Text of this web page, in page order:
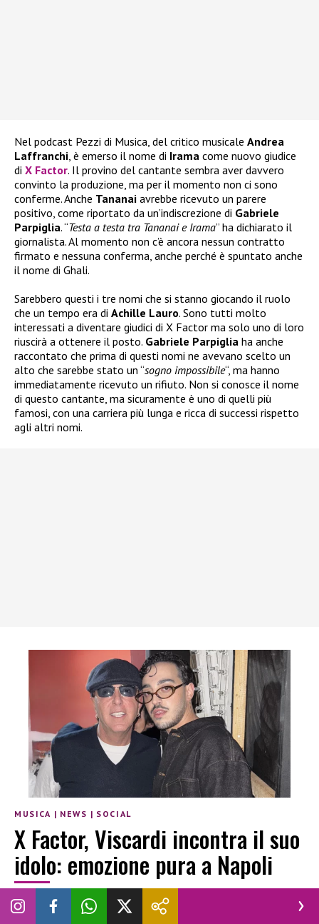
Nel podcast Pezzi di Musica, del critico musicale Andrea
Laffranchi , è emerso il nome di Irama come nuovo giudice
di X Factor. Il provino del cantante sembra aver davvero
convinto la produzione, ma per il momento non ci sono
conferme. Anche Tananai avrebbe ricevuto un parere
positivo, come riportato da un’indiscrezione di Gabriele
Parpiglia. “Testa a testa tra Tananai e Irama” ha dichiarato il
giornalista. Al momento non c’è ancora nessun contratto
firmato e nessuna conferma, anche perché è spuntato anche
il nome di Ghali.
Sarebbero questi i tre nomi che si stanno giocando il ruolo
che un tempo era di Achille Lauro. Sono tutti molto
interessati a diventare giudici di X Factor ma solo uno di loro
riuscirà a ottenere il posto. Gabriele Parpiglia ha anche
raccontato che prima di questi nomi ne avevano scelto un
alto che sarebbe stato un “sogno impossibile“, ma hanno
immediatamente ricevuto un rifiuto. Non si conosce il nome
di questo cantante, ma sicuramente è uno di quelli più
famosi, con una carriera più lunga e ricca di successi rispetto
agli altri nomi.
MUSICA | NEWS | SOCIAL
X Factor, Viscardi incontra il suo
idolo: emozione pura a Napoli
BARBARA CARERE CONCERTO FRANCO RICCIARDI